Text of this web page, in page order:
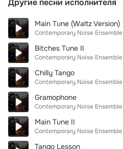
Другие песни исполнителя
Main Tune (Waltz Version)
Contemporary Noise Ensemble
Bitches Tune II
Contemporary Noise Ensemble
Chilly Tango
Contemporary Noise Ensemble
Gramophone
Contemporary Noise Ensemble
Main Tune II
Contemporary Noise Ensemble
Tango Lesson